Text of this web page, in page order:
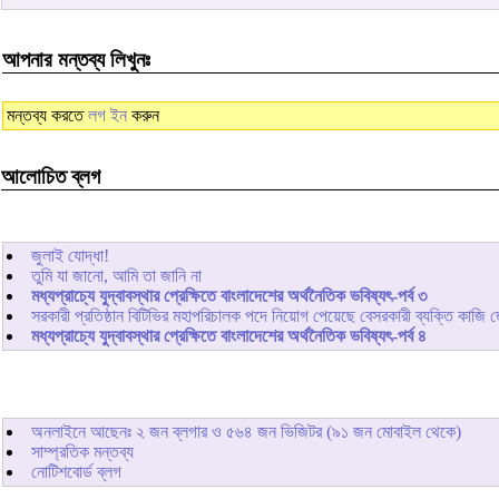
আপনার মন্তব্য লিখুনঃ
মন্তব্য করতেলগ ইন করুন
আলোচিত ব্লগ
জুলাই যোদ্ধা!
তুমি যা জানো, আমি তা জানি না
মধ্যপ্রাচ্যে যুদ্বাবস্থার প্রেক্ষিতে বাংলাদেশের অর্থনৈতিক ভবিষ্যৎ-পর্ব ৩
সরকারী প্রতিষ্ঠান বিটিভির মহাপরিচালক পদে নিয়োগ পেয়েছে বেসরকারী ব্যক্তি কাজি
মধ্যপ্রাচ্যে যুদ্বাবস্থার প্রেক্ষিতে বাংলাদেশের অর্থনৈতিক ভবিষ্যৎ-পর্ব ৪
অনলাইনে আছেনঃ ২ জন ব্লগার ও ৫৬৪ জন ভিজিটর (৯১ জন মোবাইল থেকে)
সাম্প্রতিক মন্তব্য
নোটিশবোর্ড ব্লগ